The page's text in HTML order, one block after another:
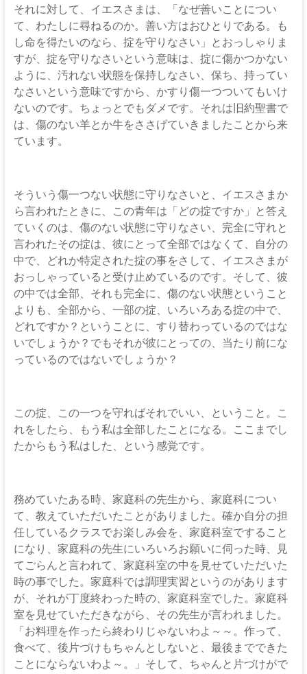
それに対して、イエスさまは、「なぜ善いことについ
て、わたしに尋ねるのか。善い方はおひとりである。も
し命を得たいのなら、掟を守りなさい」とおっしゃりま
すが、掟を守りなさいという意味は、掟に傷かつかない
ように、汚れない状態を保持しなさい、保ち、持ってい
なさいという意味ですから、かすり傷一つついてもいけ
ないのです。ちょっとでもダメです。それは旧約聖書で
は、傷のない羊とか牛をささげていきましたことから来
ています。
そういう傷一つない状態に守りなさいと、イエスさまか
ら言われたときに、この青年は「どの掟ですか」と答え
ていくのは、傷のない状態に守りなさい、完全に守れと
言われたその掟は、彼にとって全部ではなくて、自分の
中で、どれか特定された掟の事をさして、イエスさまが
おっしゃっていると受け止めているのです。そして、彼
の中では全部、それも完全に、傷のない状態ということ
よりも、全部から、一部の掟、いろいろある掟の中で、
どれですか？ということに、すり替わっているのではな
いでしょうか？でもそれが彼にとっての、当たり前にな
っているのではないでしょうか？
この掟、この一つを守ればそれでいい、ということ。こ
れをしたら、もう私は全部したことになる。ここまでし
たからもう私はした、という感覚です。
務めていたある時、家庭科の先生から、家庭科につい
て、教えていただいたことがありました。確か自分の担
任しているクラスでお楽しみ会を、家庭科室ですること
になり、家庭科の先生にいろいろお願いに伺った時、見
てごらんと言われて、家庭科室の中を見せていただいた
時の事でした。家庭科では調理実習というのがあります
が、それが丁度終わった時の、家庭科室でした。家庭科
室を見せていただきながら、その先生が言われました。
「お料理を作ったら終わりじゃないわよ～～。作って、
食べて、後片づけもちゃんとしないと、最後までできた
ことにならないわよ～。」そして、ちゃんと片づけがで